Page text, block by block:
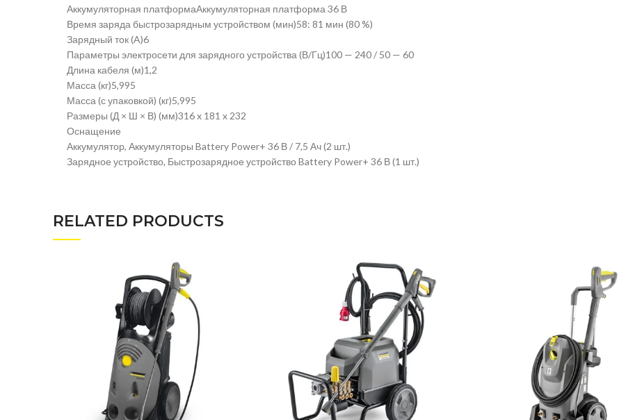
Аккумуляторная платформаАккумуляторная платформа 36 В
Время заряда быстрозарядным устройством (мин)58: 81 мин (80 %)
Зарядный ток (A)6
Параметры электросети для зарядного устройства (В/Гц)100 — 240 / 50 — 60
Длина кабеля (м)1,2
Масса (кг)5,995
Масса (с упаковкой) (кг)5,995
Размеры (Д × Ш × В) (мм)316 x 181 x 232
Оснащение
Аккумулятор, Аккумуляторы Battery Power+ 36 В / 7,5 Ач (2 шт.)
Зарядное устройство, Быстрозарядное устройство Battery Power+ 36 В (1 шт.)
RELATED PRODUCTS